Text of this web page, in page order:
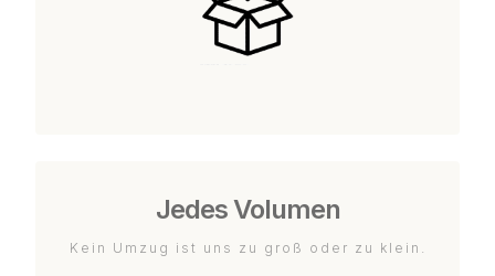
Jedes Volumen
Kein Umzug ist uns zu groß oder zu klein.